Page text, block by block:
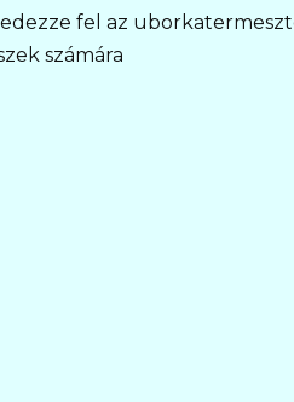
fel az
számára